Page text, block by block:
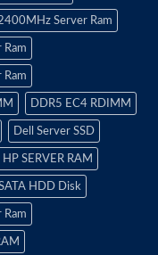
Server Ram
DDR5 EC4 RDIMM
Dell Server SSD
HP SERVER RAM
HDD Disk
Ram